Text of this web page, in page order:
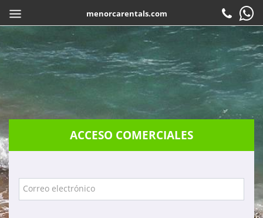
menorcarentals.com
Reservar
Atención al cliente
Contacto
Preguntas frecuentes
Garantias
Servicios
Inicio COMPARTIR
ACCESO COMERCIALES
Correo electrónico